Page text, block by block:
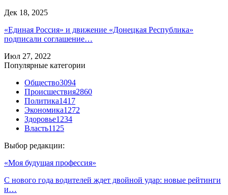
Дек 18, 2025
«Единая Россия» и движение «Донецкая Республика»
подписали соглашение…
Июл 27, 2022
Популярные категории
Общество3094
Происшествия2860
Политика1417
Экономика1272
Здоровье1234
Власть1125
Выбор редакции:
«Моя будущая профессия»
С нового года водителей ждет двойной удар: новые рейтинги
и…